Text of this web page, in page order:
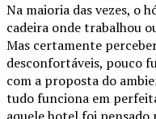
Na maioria das vezes, o
cadeira onde trabalhou
Mas certamente
desconfortáveis, pouco
com a proposta do
tudo funciona em